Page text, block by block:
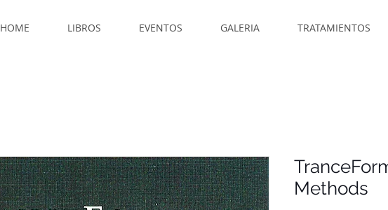
HOME LIBROS EVENTOS GALERIA TRATAMIENTOS
Methods